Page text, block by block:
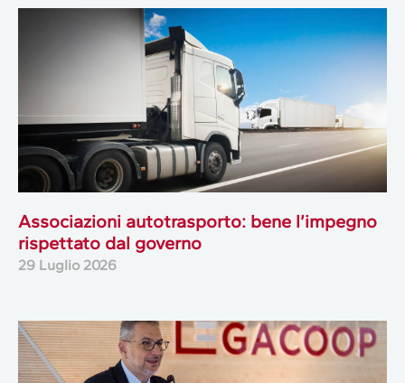
Associazioni autotrasporto: bene l’impegno
rispettato dal governo
29 Luglio 2026